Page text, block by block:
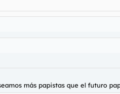
más papistas que el futuro